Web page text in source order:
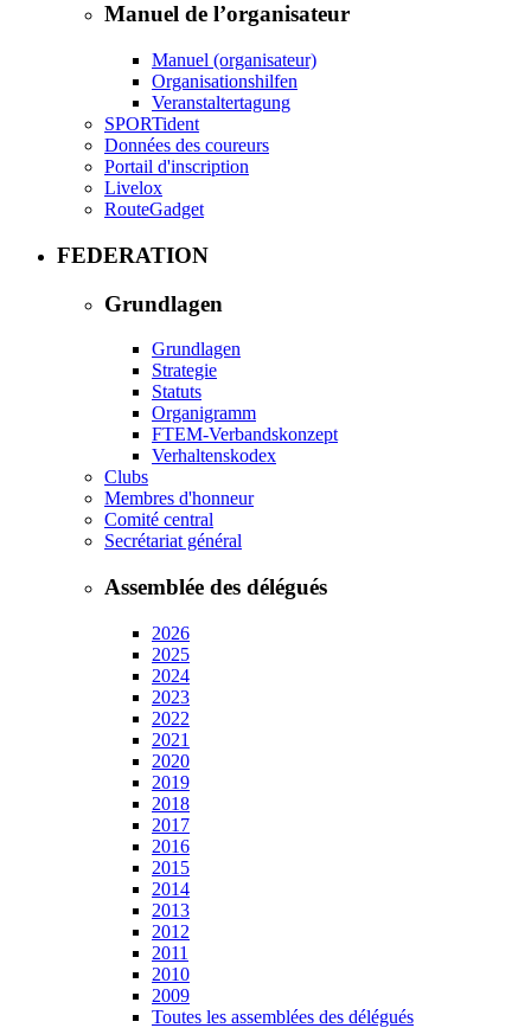
Manuel de l’organisateur
Manuel (organisateur)
Organisationshilfen
Veranstaltertagung
SPORTident
Données des coureurs
Portail d'inscription
Livelox
RouteGadget
FEDERATION
Grundlagen
Grundlagen
Strategie
Statuts
Organigramm
FTEM-Verbandskonzept
Verhaltenskodex
Clubs
Membres d'honneur
Comité central
Secrétariat général
Assemblée des délégués
2026
2025
2024
2023
2022
2021
2020
2019
2018
2017
2016
2015
2014
2013
2012
2011
2010
2009
Toutes les assemblées des délégués